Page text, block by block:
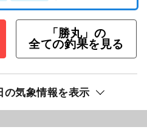
「勝丸」の
全ての釣果を見る
の気象情報を表示